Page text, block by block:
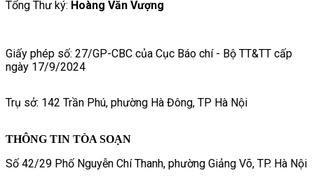
Tổng Thư ký: Hoàng Văn Vượng
Giấy phép số: 27/GP-CBC của Cục Báo chí - Bộ TT&TT cấp
ngày 17/9/2024
Trụ sở: 142 Trần Phú, phường Hà Đông, TP Hà Nội
THÔNG TIN TÒA SOẠN
Số 42/29 Phố Nguyễn Chí Thanh, phường Giảng Võ, TP. Hà Nội